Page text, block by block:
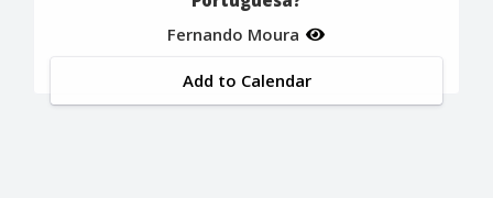
Fernando Moura
Add to Calendar